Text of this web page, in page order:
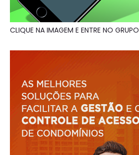
CLIQUE NA IMAGEM E ENTRE NO GRUPO